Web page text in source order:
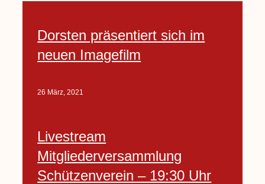
Dorsten präsentiert sich im
neuen Imagefilm
26 März, 2021
Livestream
Mitgliederversammlung
Schützenverein – 19:30 Uhr